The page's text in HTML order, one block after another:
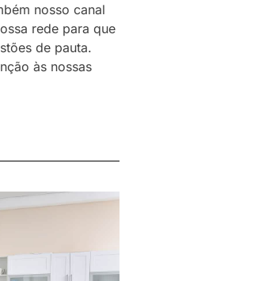
nosso canal
rede para que
de pauta.
às nossas